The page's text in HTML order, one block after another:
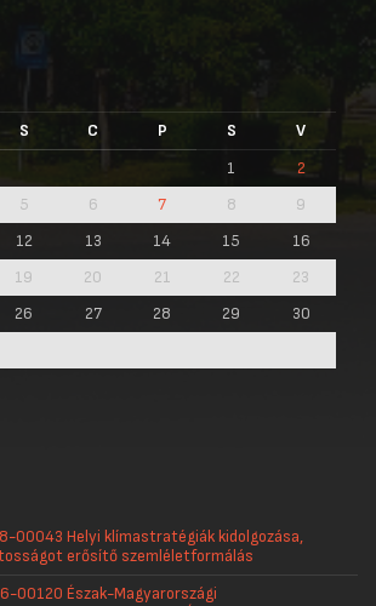
S C P S
V
1
2
5 6 7 8
9
12 13 14 15
16
19 20 21 22
23
26 27 28 29
30
00043 Helyi klímastratégiák kidolgozása,
erősítő szemléletformálás
00120 Észak-Magyarországi